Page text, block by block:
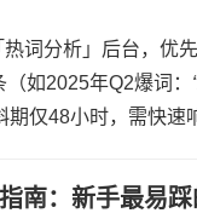
词分析」后台，优
如2025年Q2爆词：
仅48小时，需快速
南：新手最易